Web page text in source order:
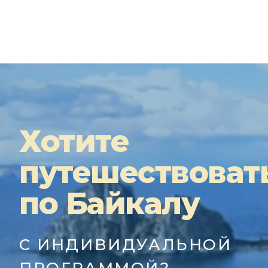
Хотите
по Байкалу
С ИНДИВИДУАЛЬНОЙ